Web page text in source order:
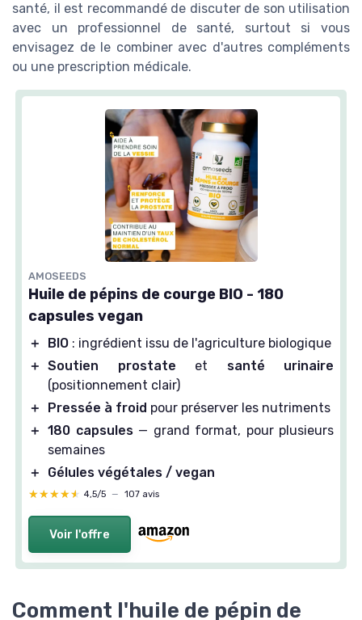
santé, il est recommandé de discuter de son utilisation
avec un professionnel de santé, surtout si vous
envisagez de le combiner avec d'autres compléments
ou une prescription médicale.
AMOSEEDS
Huile de pépins de courge BIO - 180
capsules vegan
＋ BIO : ingrédient issu de l'agriculture biologique
＋ Soutien prostate et santé urinaire
(positionnement clair)
＋
Pressée à froid pour préserver les nutriments
＋ 180 capsules— grand format, pour plusieurs
semaines
＋
Gélules végétales / vegan
★★★★★
★★★★★ 4,5/5 — 107 avis
Voir l'offre
Comment l'huile de pépin de